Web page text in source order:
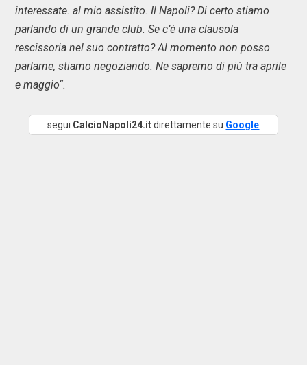
interessate. al mio assistito. Il Napoli? Di certo stiamo
parlando di un grande club. Se c’è una clausola
rescissoria nel suo contratto? Al momento non posso
parlarne, stiamo negoziando. Ne sapremo di più tra aprile
e maggio“.
segui CalcioNapoli24.itdirettamente su Google